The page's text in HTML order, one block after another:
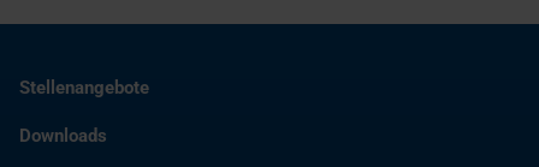
Stellenangebote
Downloads